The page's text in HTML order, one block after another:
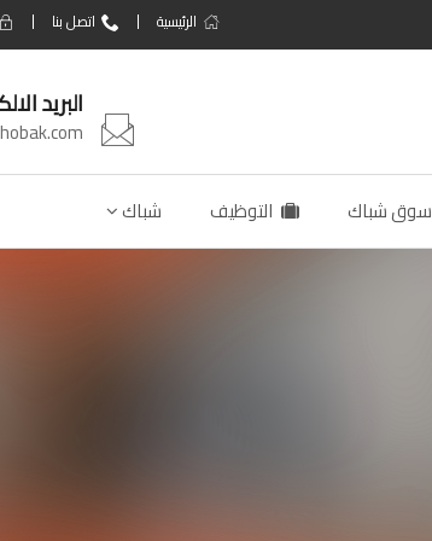
الرئيسية اتصل بنا
البريد
سوق شباك التوظيف شباك